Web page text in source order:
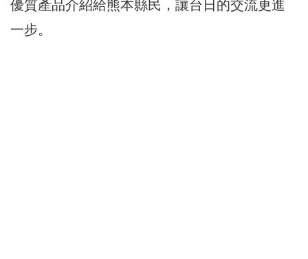
優質產品介紹給熊本縣民，讓台日的交流更進
一步。